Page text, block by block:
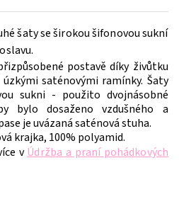
šaty se širokou šifonovou sukní
postavě díky živůtku
saténovými ramínky. Šaty
sukni - použito dvojnásobné
bylo dosaženo vzdušného a
je uvázaná saténová stuha.
krajka, 100% polyamid.
vÚdržba a praní pohádkových